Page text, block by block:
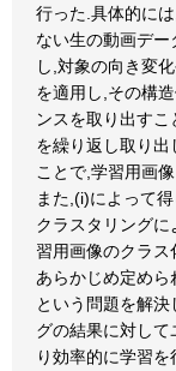
行った.具体的に
ない生の動画デ
し,対象の向き変
を適用し,その構
ンスを取り出す
を繰り返し取り
ことで,学習用画
また,(i)によって
クラスタリング
習用画像のクラ
あらかじめ定め
という問題を解
グの結果に対して
り効率的に学習を